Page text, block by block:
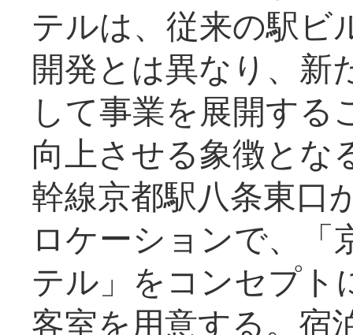
テルは、従来の駅ビ
開発とは異なり、新
して事業を展開する
向上させる象徴とな
幹線京都駅八条東口
ロケーションで、「
テル」をコンセプト
客室を用意する。宿